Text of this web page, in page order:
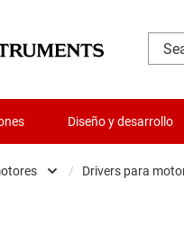
Diseño y desarrollo
/ Drivers para